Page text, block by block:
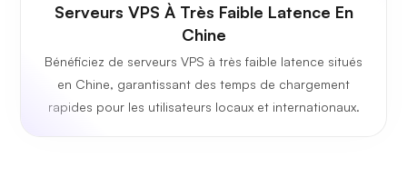
Serveurs VPS À Très Faible Latence En
Chine
Bénéficiez de serveurs VPS à très faible latence situés
en Chine, garantissant des temps de chargement
rapides pour les utilisateurs locaux et internationaux.